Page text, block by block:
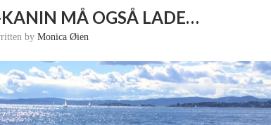
KANIN MÅ OGSÅ LADE…
byMonica Øien